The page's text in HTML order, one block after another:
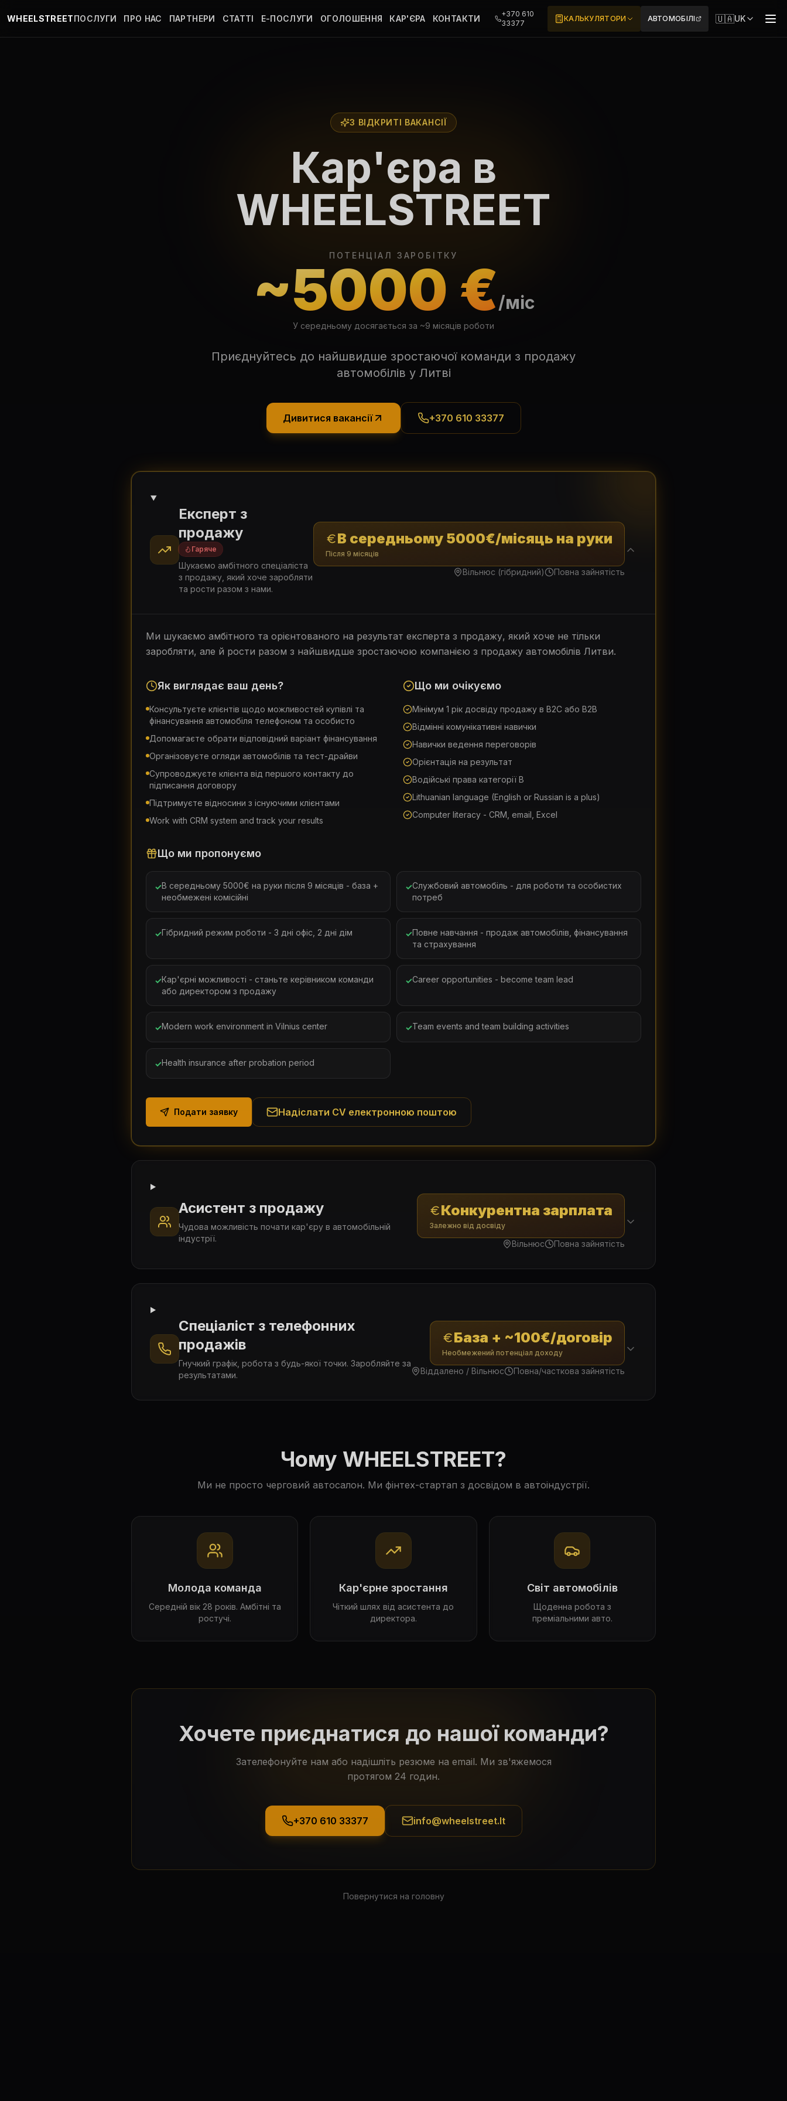
WHEELSTREETПОСЛУГИ ПРО НАС ПАРТНЕРИ СТАТТІ Е-ПОСЛУГИ ОГОЛОШЕННЯ КАР'ЄРА КОНТАКТИ
+370 610
33377
КАЛЬКУЛЯТОРИ АВТОМОБІЛІ 🇺🇦UK
3 ВІДКРИТІ ВАКАНСІЇ
Кар'єра в
WHEELSTREET
ПОТЕНЦІАЛ ЗАРОБІТКУ
~5000 €/міс
У середньому досягається за ~9 місяців роботи
Приєднуйтесь до найшвидше зростаючої команди з продажу
автомобілів у Литві
Дивитися вакансії +370 610 33377
Експерт з
продажу
Гаряче
Шукаємо амбітного спеціаліста
з продажу, який хоче заробляти
та рости разом з нами.
В середньому 5000€/місяць на руки
Після 9 місяців
Вільнюс (гібридний) Повна зайнятість
Ми шукаємо амбітного та орієнтованого на результат експерта з продажу, який хоче не тільки
заробляти, але й рости разом з найшвидше зростаючою компанією з продажу автомобілів Литви.
Як виглядає ваш день?
Консультуєте клієнтів щодо можливостей купівлі та
фінансування автомобіля телефоном та особисто
Допомагаєте обрати відповідний варіант фінансування
Організовуєте огляди автомобілів та тест-драйви
Супроводжуєте клієнта від першого контакту до
підписання договору
Підтримуєте відносини з існуючими клієнтами
Work with CRM system and track your results
Що ми очікуємо
Мінімум 1 рік досвіду продажу в B2C або B2B
Відмінні комунікативні навички
Навички ведення переговорів
Орієнтація на результат
Водійські права категорії B
Lithuanian language (English or Russian is a plus)
Computer literacy - CRM, email, Excel
Що ми пропонуємо
✓В середньому 5000€ на руки після 9 місяців - база +
необмежені комісійні
✓Службовий автомобіль - для роботи та особистих
потреб
✓Гібридний режим роботи - 3 дні офіс, 2 дні дім ✓Повне навчання - продаж автомобілів, фінансування
та страхування
✓Кар'єрні можливості - станьте керівником команди
або директором з продажу
✓Career opportunities - become team lead
✓Modern work environment in Vilnius center ✓Team events and team building activities
✓Health insurance after probation period
Подати заявку Надіслати CV електронною поштою
Асистент з продажу
Чудова можливість почати кар'єру в автомобільній
індустрії.
Конкурентна зарплата
Залежно від досвіду
Вільнюс Повна зайнятість
Спеціаліст з телефонних
продажів
Гнучкий графік, робота з будь-якої точки. Заробляйте за
результатами.
База + ~100€/договір
Необмежений потенціал доходу
Віддалено / Вільнюс Повна/часткова зайнятість
Чому WHEELSTREET?
Ми не просто черговий автосалон. Ми фінтех-стартап з досвідом в автоіндустрії.
Молода команда
Середній вік 28 років. Амбітні та
ростучі.
Кар'єрне зростання
Чіткий шлях від асистента до
директора.
Світ автомобілів
Щоденна робота з
преміальними авто.
Хочете приєднатися до нашої команди?
Зателефонуйте нам або надішліть резюме на email. Ми зв'яжемося
протягом 24 годин.
+370 610 33377 info@wheelstreet.lt
Повернутися на головну